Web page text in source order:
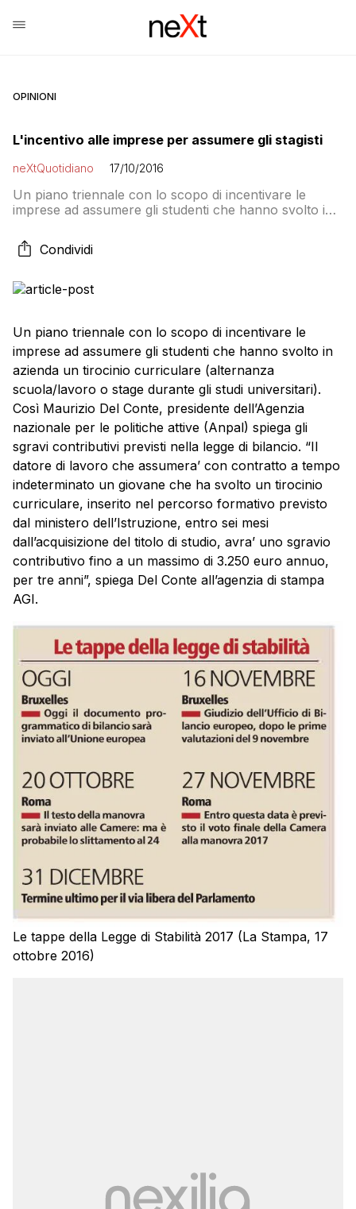
OPINIONI
L'incentivo alle imprese per assumere gli stagisti
neXtQuotidiano 17/10/2016
Un piano triennale con lo scopo di incentivare le
imprese ad assumere gli studenti che hanno svolto in
scuola/lavoro o stage durante gli studi universitari).
Così Maurizio Del Conte, presidente dell’Agenzia
sgravi contributivi previsti nella legge di bilancio. “Il
datore di lavoro […]
Condividi
Un piano triennale con lo scopo di incentivare le
imprese ad assumere gli studenti che hanno svolto in
azienda un tirocinio curriculare (alternanza
scuola/lavoro o stage durante gli studi universitari).
Così Maurizio Del Conte, presidente dell’Agenzia
nazionale per le politiche attive (Anpal) spiega gli
sgravi contributivi previsti nella legge di bilancio. “Il
datore di lavoro che assumera’ con contratto a tempo
indeterminato un giovane che ha svolto un tirocinio
curriculare, inserito nel percorso formativo previsto
dal ministero dell’Istruzione, entro sei mesi
dall’acquisizione del titolo di studio, avra’ uno sgravio
contributivo fino a un massimo di 3.250 euro annuo,
per tre anni”, spiega Del Conte all’agenzia di stampa
AGI.
Le tappe della Legge di Stabilità 2017 (La Stampa, 17
ottobre 2016)